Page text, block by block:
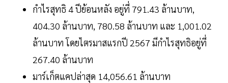
กำไรสุทธิ 4 ปีย้อนหลัง อยู่ที่ 791.43 ล้านบาท,
404.30 ล้านบาท, 780.58 ล้านบาท และ 1,001.02
ล้านบาท โดยไตรมาสแรกปี 2567 มีกำไรสุทธิอยู่ที่
267.40 ล้านบาท
มาร์เก็ตแคปล่าสุด 14,056.61 ล้านบาท